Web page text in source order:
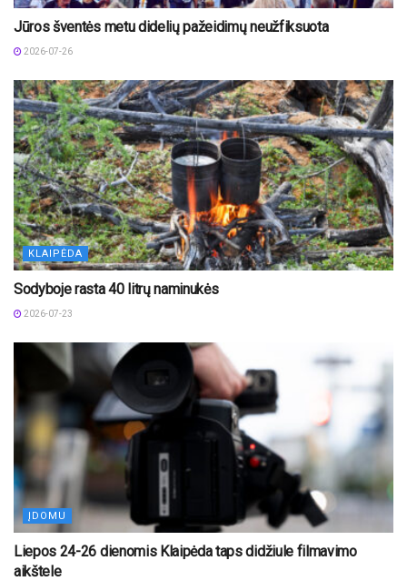
Jūros šventės metu didelių pažeidimų neužfiksuota
2026-07-26
KLAIPĖDA
Sodyboje rasta 40 litrų naminukės
2026-07-23
ĮDOMU
Liepos 24-26 dienomis Klaipėda taps didžiule filmavimo
aikštele